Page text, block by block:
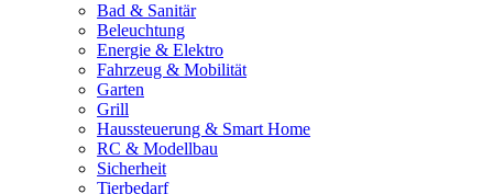
Bad & Sanitär
Beleuchtung
Energie & Elektro
Fahrzeug & Mobilität
Garten
Grill
Haussteuerung & Smart Home
RC & Modellbau
Sicherheit
Tierbedarf